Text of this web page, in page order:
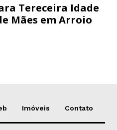
Tereceira Idade
Mães em Arroio
Imóveis Contato